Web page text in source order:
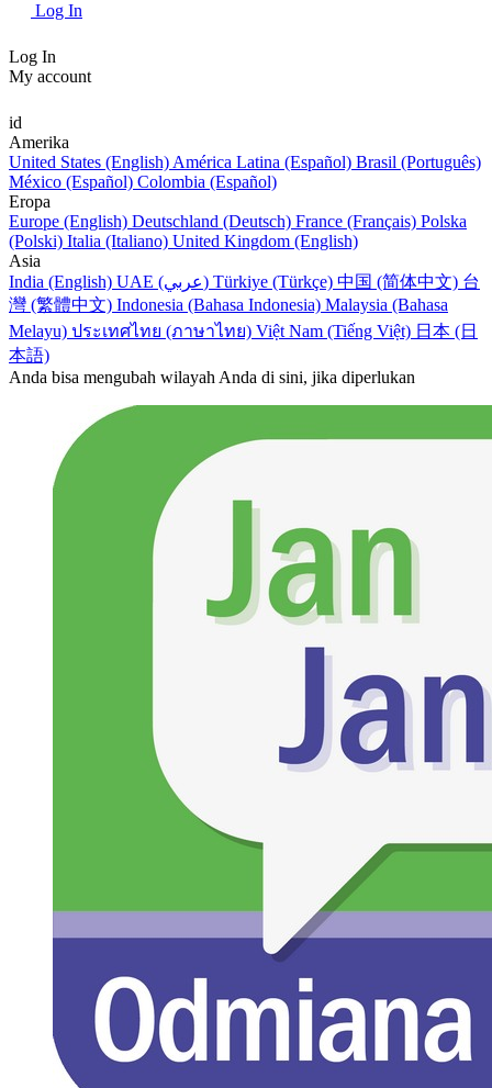
Log In
Log In
My account
id
Amerika
United States (English) América Latina (Español) Brasil (Português)
México (Español) Colombia (Español)
Eropa
Europe (English) Deutschland (Deutsch) France (Français) Polska
(Polski) Italia (Italiano) United Kingdom (English)
Asia
India (English)
UAE (عربي) Türkiye (Türkçe) 中国 (简体中文) 台
灣 (繁體中文) Indonesia (Bahasa Indonesia) Malaysia (Bahasa
Melayu) ประเทศไทย (ภาษาไทย) Việt Nam (Tiếng Việt) 日本 (日
本語)
Anda bisa mengubah wilayah Anda di sini, jika diperlukan